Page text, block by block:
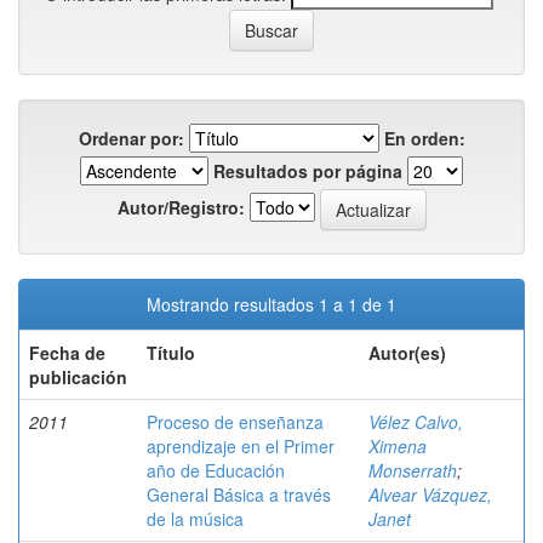
Ordenar por:
En orden:
Resultados por página
Autor/Registro:
Mostrando resultados 1 a 1 de 1
Fecha de
publicación
Título Autor(es)
2011
Proceso de enseñanza
aprendizaje en el Primer
año de Educación
General Básica a través
de la música
Vélez Calvo,
Ximena
Monserrath;
Alvear Vázquez,
Janet